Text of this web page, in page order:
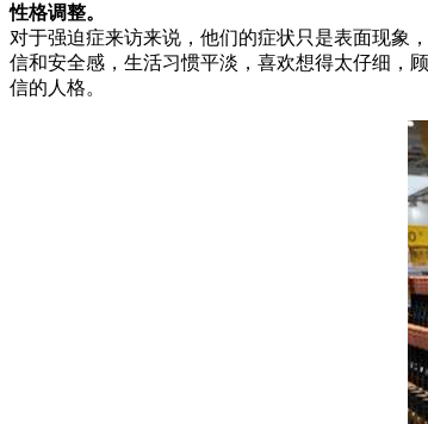
性格调整。
对于强迫症来访来说，他们的症状只是表面现象
信和安全感，生活习惯平淡，喜欢想得太仔细，
信的人格。